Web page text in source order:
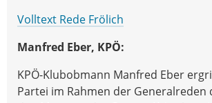
Volltext Rede Frölich
Manfred Eber, KPÖ:
KPÖ-Klubobmann Manfred Eber
Partei im Rahmen der Generalreden